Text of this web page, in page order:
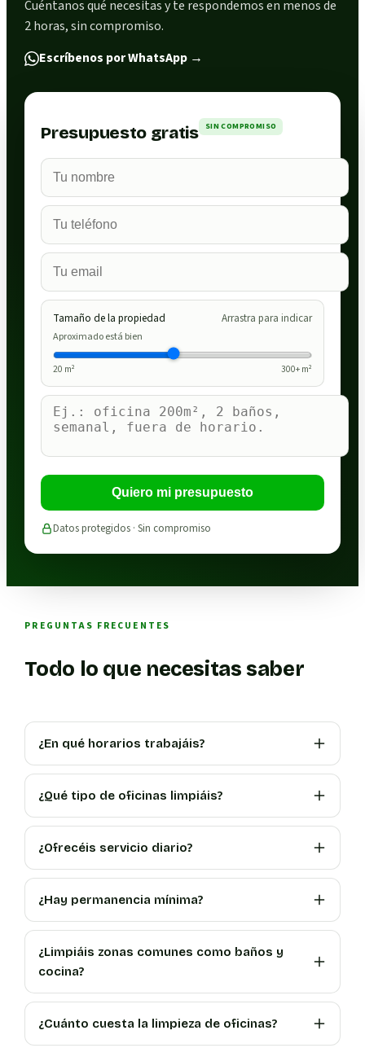
Cuéntanos qué necesitas y te respondemos en menos de
2 horas, sin compromiso.
Escríbenos por WhatsApp →
Presupuesto gratis SIN COMPROMISO
Tamaño de la propiedad Arrastra para indicar
Aproximado está bien
20 m² 300+ m²
Quiero mi presupuesto
Datos protegidos · Sin compromiso
PREGUNTAS FRECUENTES
Todo lo que necesitas saber
¿En qué horarios trabajáis?
¿Qué tipo de oficinas limpiáis?
¿Ofrecéis servicio diario?
¿Hay permanencia mínima?
¿Limpiáis zonas comunes como baños y
cocina?
¿Cuánto cuesta la limpieza de oficinas?